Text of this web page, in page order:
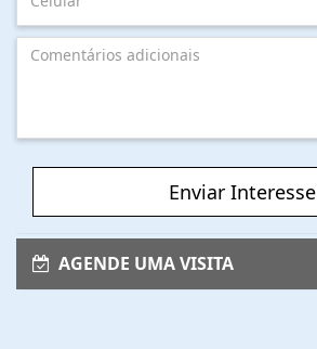
Enviar Interesse
AGENDE UMA VISITA